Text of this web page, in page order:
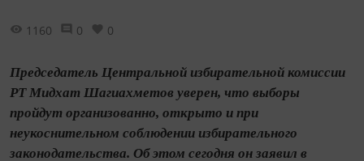
1160 0 0
Председатель Центральной избирательной комиссии
РТ Мидхат Шагиахметов уверен, что выборы
пройдут организованно, открыто и при
неукоснительном соблюдении избирательного
законодательства. Об этом сегодня он заявил в